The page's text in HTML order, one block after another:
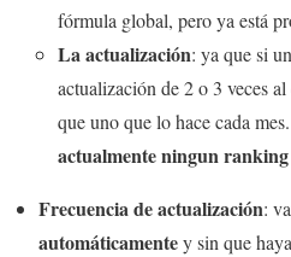
fórmula global, pero ya está
La actualización: ya que si
actualización de 2 o 3 veces
que uno que lo hace cada mes.
actualmente ningun
Frecuencia de actualización:
automáticamentey sin que